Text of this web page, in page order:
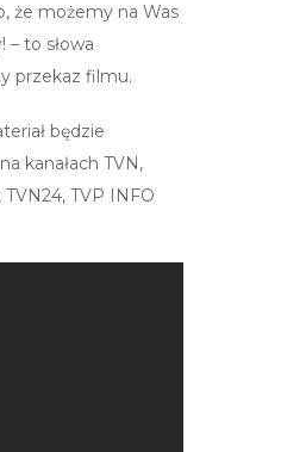
że możemy na Was
– to słowa
przekaz filmu.
będzie
kanałach TVN,
TVN24, TVP INFO